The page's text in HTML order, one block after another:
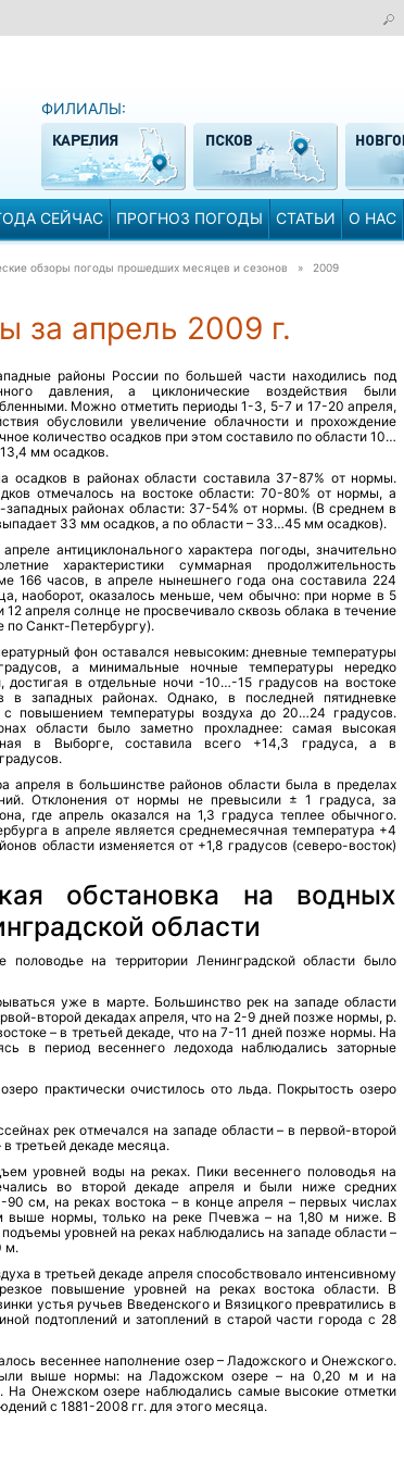
ФИЛИАЛЫ:
СЕЙЧАС ПРОГНОЗ ПОГОДЫ СТАТЬИ О НАС
обзоры погоды прошедших месяцев и сезонов » 2009
за апрель 2009 г.
районы России по большей части находились под
давления, а циклонические воздействия были
Можно отметить периоды 1-3, 5-7 и 17-20 апреля,
обусловили увеличение облачности и прохождение
количество осадков при этом составило по области 10…
мм осадков.
в районах области составила 37-87% от нормы.
отмечалось на востоке области: 70-80% от нормы, а
районах области: 37-54% от нормы. (В среднем в
33 мм осадков, а по области – 33…45 мм осадков).
антициклонального характера погоды, значительно
характеристики суммарная продолжительность
166 часов, в апреле нынешнего года она составила 224
наоборот, оказалось меньше, чем обычно: при норме в 5
апреля солнце не просвечивало сквозь облака в течение
по Санкт-Петербургу).
фон оставался невысоким: дневные температуры
а минимальные ночные температуры нередко
достигая в отдельные ночи -10…-15 градусов на востоке
западных районах. Однако, в последней пятидневке
повышением температуры воздуха до 20…24 градусов.
области было заметно прохладнее: самая высокая
в Выборге, составила всего +14,3 градуса, а в
апреля в большинстве районов области была в пределах
Отклонения от нормы не превысили ± 1 градуса, за
где апрель оказался на 1,3 градуса теплее обычного.
в апреле является среднемесячная температура +4
области изменяется от +1,8 градусов (северо-восток)
обстановка на водных
области
половодье на территории Ленинградской области было
уже в марте. Большинство рек на западе области
второй декадах апреля, что на 2-9 дней позже нормы, р.
– в третьей декаде, что на 7-11 дней позже нормы. На
в период весеннего ледохода наблюдались заторные
практически очистилось ото льда. Покрытость озеро
рек отмечался на западе области – в первой-второй
в третьей декаде месяца.
уровней воды на реках. Пики весеннего половодья на
во второй декаде апреля и были ниже средних
90 см, на реках востока – в конце апреля – первых числах
выше нормы, только на реке Пчевжа – на 1,80 м ниже. В
уровней на реках наблюдались на западе области –
м.
в третьей декаде апреля способствовало интенсивному
повышение уровней на реках востока области. В
устья ручьев Введенского и Вязицкого превратились в
подтоплений и затоплений в старой части города с 28
весеннее наполнение озер – Ладожского и Онежского.
выше нормы: на Ладожском озере – на 0,20 м и на
Онежском озере наблюдались самые высокие отметки
с 1881-2008 гг. для этого месяца.